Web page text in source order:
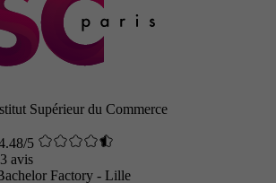
Supérieur du Commerce
5
avis